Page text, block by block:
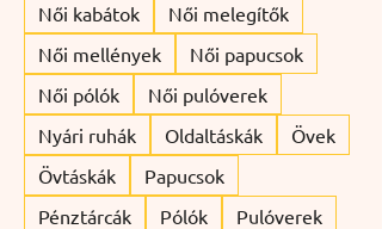
Női kabátok
Női melegítők
Női mellények
Női papucsok
Női pólók
Női pulóverek
Nyári ruhák
Oldaltáskák
Övek
Övtáskák
Papucsok
Pénztárcák
Pólók
Pulóverek